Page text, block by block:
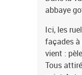
abbaye
Ici, les
façades à
vient :
Tous